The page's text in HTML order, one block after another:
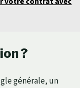
?
générale, un